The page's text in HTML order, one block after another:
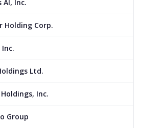
AI, Inc.
Holding Corp.
Ltd.
Inc.
Group